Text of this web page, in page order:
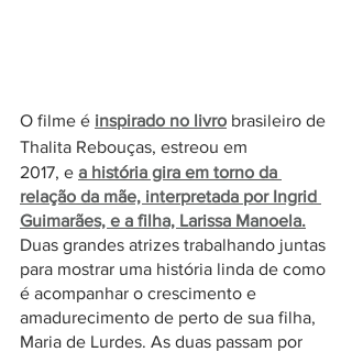
O filme é inspirado no livro brasileiro de
Thalita Rebouças, estreou em
2017, e a história gira em torno da
relação da mãe, interpretada por Ingrid
Guimarães, e a filha, Larissa Manoela.
Duas grandes atrizes trabalhando juntas
para mostrar uma história linda de como
é acompanhar o crescimento e
amadurecimento de perto de sua filha,
Maria de Lurdes. As duas passam por